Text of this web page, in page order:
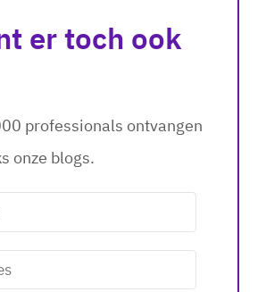
er toch ook
professionals ontvangen
onze blogs.
*
*